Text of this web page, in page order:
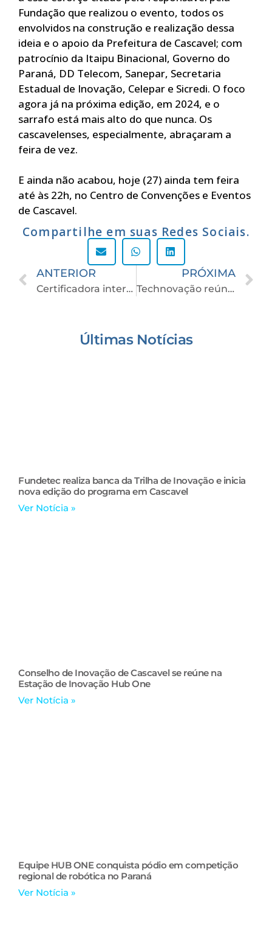
Fundação que realizou o evento, todos os
envolvidos na construção e realização dessa
ideia e o apoio da Prefeitura de Cascavel; com
patrocínio da Itaipu Binacional, Governo do
Paraná, DD Telecom, Sanepar, Secretaria
Estadual de Inovação, Celepar e Sicredi. O foco
agora já na próxima edição, em 2024, e o
sarrafo está mais alto do que nunca. Os
cascavelenses, especialmente, abraçaram a
feira de vez.
E ainda não acabou, hoje (27) ainda tem feira
até às 22h, no Centro de Convenções e Eventos
de Cascavel.
Compartilhe em suas Redes Sociais.
ANTERIOR
Certificadora internacional entrega Selo Verde ao Technovação 2023
PRÓXIMA
Technovação reúne cerca de 58 mil visitantes e capacita 10 mil pessoas em 70 palestras na edição de 2023
Últimas Notícias
Fundetec realiza banca da Trilha de Inovação e inicia
nova edição do programa em Cascavel
Ver Notícia »
Conselho de Inovação de Cascavel se reúne na
Estação de Inovação Hub One
Ver Notícia »
Equipe HUB ONE conquista pódio em competição
regional de robótica no Paraná
Ver Notícia »